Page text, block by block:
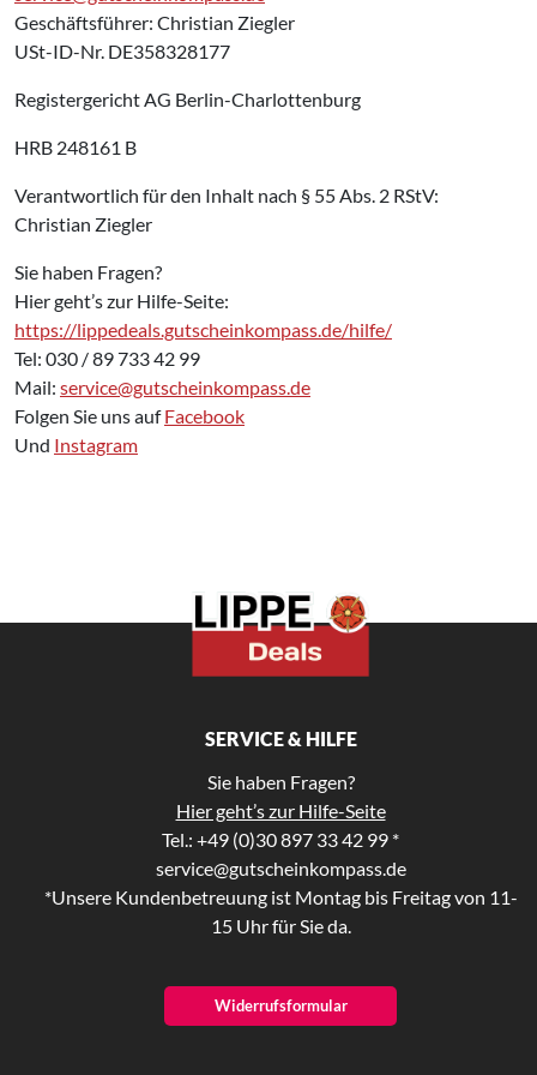
Geschäftsführer: Christian Ziegler
USt-ID-Nr. DE358328177
Registergericht AG Berlin-Charlottenburg
HRB 248161 B
Verantwortlich für den Inhalt nach § 55 Abs. 2 RStV:
Christian Ziegler
Sie haben Fragen?
Hier geht’s zur Hilfe-Seite:
https://lippedeals.gutscheinkompass.de/hilfe/
Tel: 030 / 89 733 42 99
Mail: service@gutscheinkompass.de
Folgen Sie uns aufFacebook
Und Instagram
SERVICE & HILFE
Sie haben Fragen?
Hier geht’s zur Hilfe-Seite
Tel.: +49 (0)30 897 33 42 99 *
service@gutscheinkompass.de
*Unsere Kundenbetreuung ist Montag bis Freitag von 11-
15 Uhr für Sie da.
Widerrufsformular